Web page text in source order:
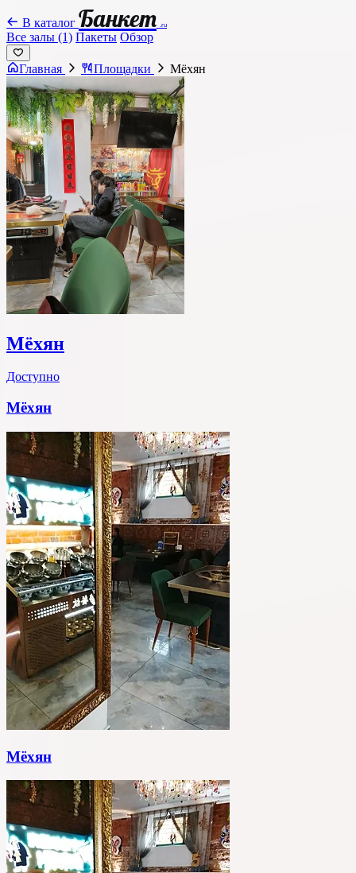
В каталог Банкет .ru
Все залы (1) Пакеты Обзор
Главная Площадки Мёхян
Мёхян
Доступно
Мёхян
Мёхян